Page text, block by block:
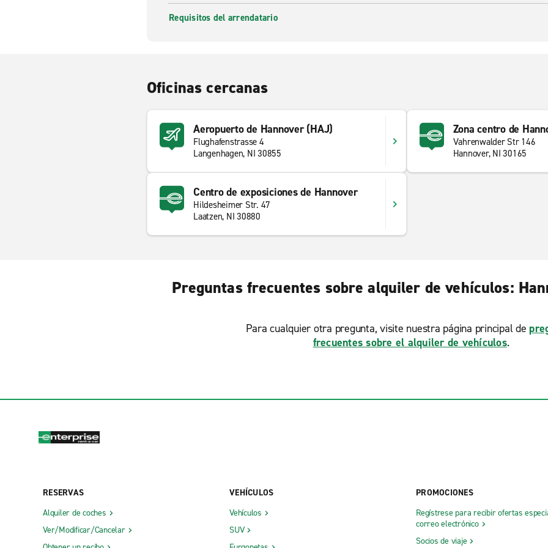
Requisitos del arrendatario
Oficinas cercanas
Aeropuerto de Hannover (HAJ)
Flughafenstrasse 4
Langenhagen, NI 30855
Zona centro de
Vahrenwalder Str 146
Hannover, NI 30165
Centro de exposiciones de Hannover
Hildesheimer Str. 47
Laatzen, NI 30880
Preguntas frecuentes sobre alquiler de vehículos:
Para cualquier otra pregunta, visite nuestra página principal de
frecuentes sobre el alquiler de vehículos.
RESERVAS
Alquiler de coches
Ver/Modificar/Cancelar
VEHÍCULOS
Vehículos
SUV
PROMOCIONES
Regístrese para recibir ofertas
correo electrónico
Socios de viaje